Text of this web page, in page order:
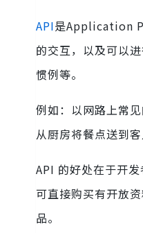
API是Application
的交互，以及可以
惯例等。
例如：以网路上常
从厨房将餐点送到
API 的好处在于开
可直接购买有开放
品。